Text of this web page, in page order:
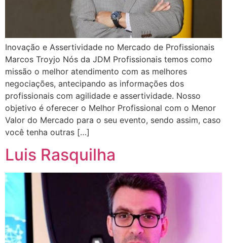
Inovação e Assertividade no Mercado de Profissionais
Marcos Troyjo Nós da JDM Profissionais temos como
missão o melhor atendimento com as melhores
negociações, antecipando as informações dos
profissionais com agilidade e assertividade. Nosso
objetivo é oferecer o Melhor Profissional com o Menor
Valor do Mercado para o seu evento, sendo assim, caso
você tenha outras […]
Luis Rasquilha